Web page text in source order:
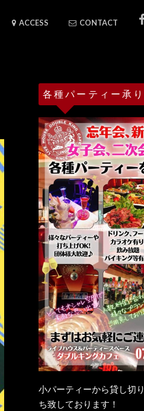
ACCESS CONTACT
各種パーティー承り
小パーティーから貸し切
ち致しております！